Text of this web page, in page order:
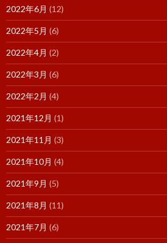
2022年6月 (12)
2022年5月 (6)
2022年4月 (2)
2022年3月 (6)
2022年2月 (4)
2021年12月 (1)
2021年11月 (3)
2021年10月 (4)
2021年9月 (5)
2021年8月 (11)
2021年7月 (6)